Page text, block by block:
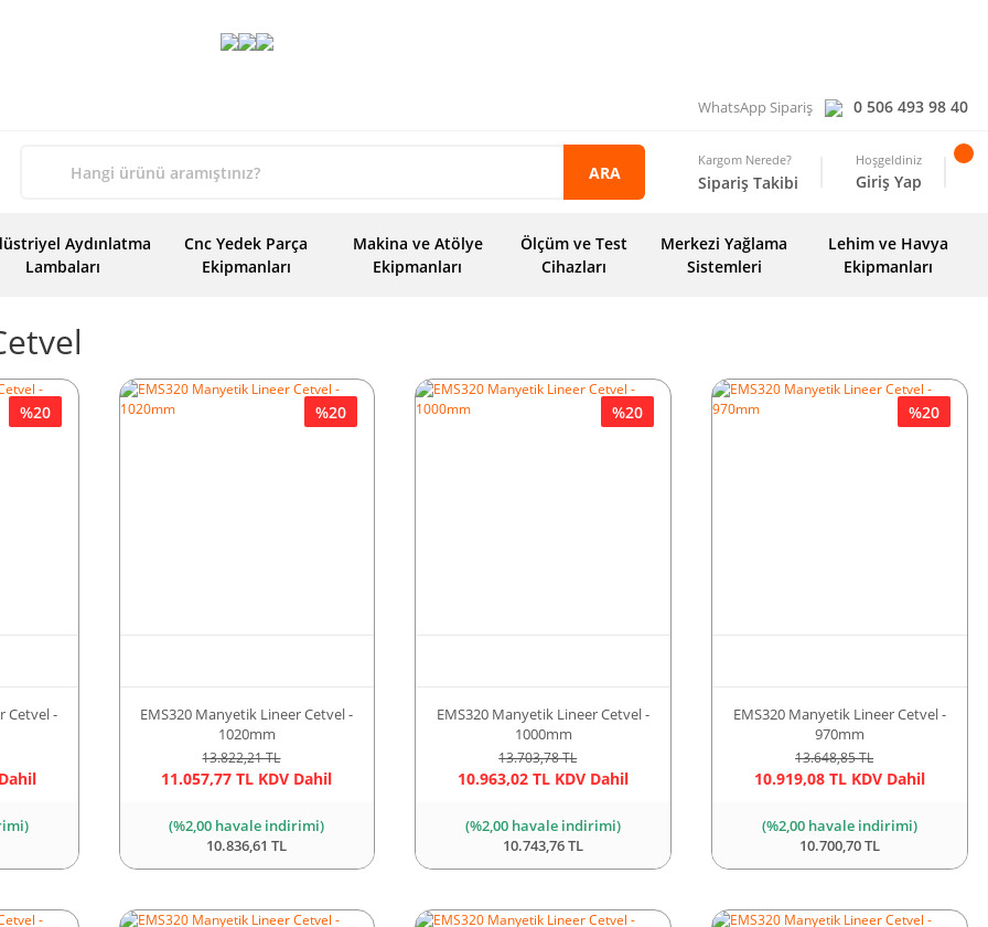
WhatsApp Sipariş 0 506 493 98 40
ARA
Kargom Nerede?
Sipariş Takibi
Hoşgeldiniz
Giriş Yap
Aydınlatma
Lambaları
Cnc Yedek Parça
Ekipmanları
Makina ve Atölye
Ekipmanları
Ölçüm ve Test
Cihazları
Merkezi Yağlama
Sistemleri
Lehim ve Havya
Ekipmanları
Cetvel -
%20
EMS320 Manyetik Lineer Cetvel -
1020mm
13.822,21 TL
11.057,77 TL KDV Dahil
%20
(%2,00 havale indirimi)
10.836,61 TL
EMS320 Manyetik Lineer Cetvel -
1000mm
13.703,78 TL
10.963,02 TL KDV Dahil
%20
(%2,00 havale indirimi)
10.743,76 TL
EMS320 Manyetik Lineer Cetvel -
970mm
13.648,85 TL
10.919,08 TL KDV Dahil
%20
(%2,00 havale indirimi)
10.700,70 TL